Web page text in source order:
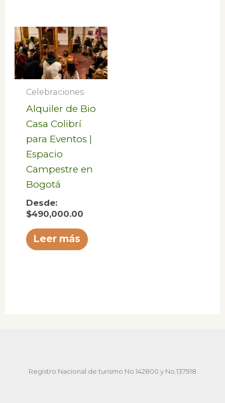
Celebraciones
Alquiler de Bio
Casa Colibrí
para Eventos |
Espacio
Campestre en
Bogotá
Desde:
$490,000.00
Leer más
Registro Nacional de turismo No.142800 y No.137918